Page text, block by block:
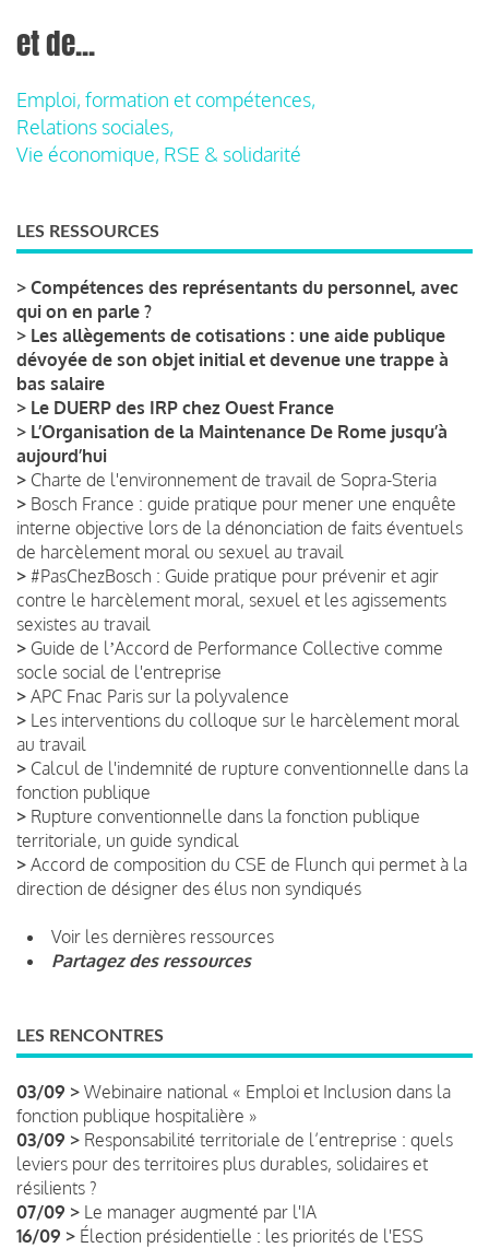
et de...
Emploi, formation et compétences,
Relations sociales,
Vie économique, RSE & solidarité
LES RESSOURCES
> Compétences des représentants du personnel, avec
qui on en parle ?
> Les allègements de cotisations : une aide publique
dévoyée de son objet initial et devenue une trappe à
bas salaire
> Le DUERP des IRP chez Ouest France
> L’Organisation de la Maintenance De Rome jusqu’à
aujourd’hui
> Charte de l'environnement de travail de Sopra-Steria
> Bosch France : guide pratique pour mener une enquête
interne objective lors de la dénonciation de faits éventuels
de harcèlement moral ou sexuel au travail
> #PasChezBosch : Guide pratique pour prévenir et agir
contre le harcèlement moral, sexuel et les agissements
sexistes au travail
> Guide de lʼAccord de Performance Collective comme
socle social de l'entreprise
> APC Fnac Paris sur la polyvalence
> Les interventions du colloque sur le harcèlement moral
au travail
> Calcul de l'indemnité de rupture conventionnelle dans la
fonction publique
> Rupture conventionnelle dans la fonction publique
territoriale, un guide syndical
> Accord de composition du CSE de Flunch qui permet à la
direction de désigner des élus non syndiqués
Voir les dernières ressources
Partagez des ressources
LES RENCONTRES
03/09 > Webinaire national « Emploi et Inclusion dans la
fonction publique hospitalière »
03/09 > Responsabilité territoriale de l’entreprise : quels
leviers pour des territoires plus durables, solidaires et
résilients ?
07/09 > Le manager augmenté par l'IA
16/09 > Élection présidentielle : les priorités de l'ESS